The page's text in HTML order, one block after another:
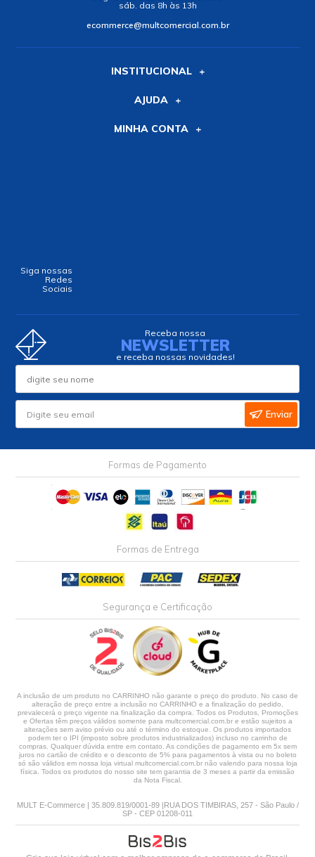
sáb. das 8h às 13h
ecommerce@multcomercial.com.br
INSTITUCIONAL
AJUDA
MINHA CONTA
Siga nossas
Redes
Sociais
Receba nossa
NEWSLETTER
e receba nossas novidades!
Enviar
Formas de Pagamento
Formas de Entrega
Segurança e Certificação
A inclusão de um produto no CARRINHO não garante o preço do produto. No caso de
alteração de preço entre a inclusão no CARRINHO e a finalização do pedido,
prevalecerá o preço vigente na finalização da compra. Todos os Produtos, Promoções
e Ofertas têm preços válidos somente para multcomercial.com.br e estão sujeitos a
alterações sem aviso prévio ou até o término do estoque. Os produtos importados
podem ter o IPI (imposto sobre produtos industrializados) incluso no carrinho de
compras. Qualquer dúvida entre em contato. As condições de pagamento em 5x sem
juros no cartão de crédito e o desconto de 5% para pagamentos à vista ou no boleto
só são válidos em nossa loja virtual multcomercial.com.br não valendo para nossa loja
física. Todos os produtos do nosso site tem garantia de 3 meses a partir da emissão
da Nota Fiscal.
MULT E-Commerce | 35.809.819/0001-89 |RUA DOS TIMBIRAS, 257 - São Paulo /
SP - CEP 01208-011